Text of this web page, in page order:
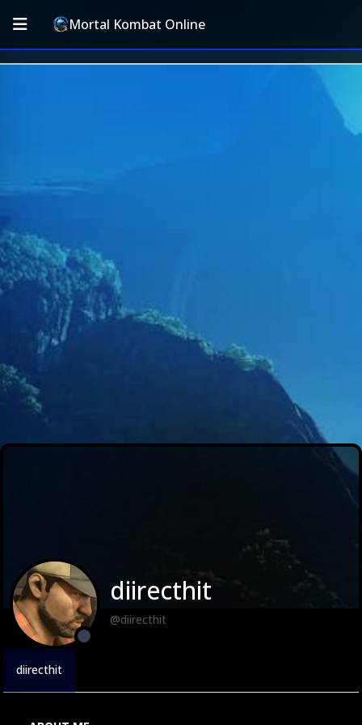
Mortal Kombat Online
diirecthit
@diirecthit
diirecthit